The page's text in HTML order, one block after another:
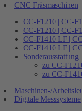
CNC Fräsmaschinen
CC-F1210 | CC-
CC-F1210 | CC-
CC-F1410 LF |
CC-F1410 LF |
Sonderausstattung
zu CC-
zu CC-
Maschinen-/
Digitale Messsysteme